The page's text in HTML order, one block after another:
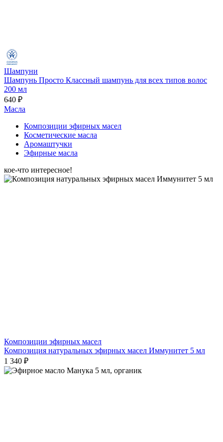
Шампуни
Шампунь Просто Классный шампунь для всех типов волос
200 мл
640 ₽
Масла
Композиции эфирных масел
Косметические масла
Аромаштучки
Эфирные масла
кое-что интересное!
Композиции эфирных масел
Композиция натуральных эфирных масел Иммунитет 5 мл
1 340 ₽